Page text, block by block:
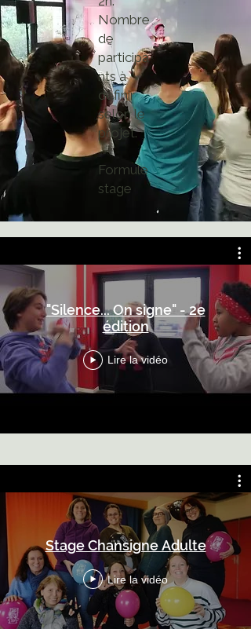
Nombre
de
participa
nts à
définir
selon le
projet.
Formule
stage
"Silence... On signe" - 2e
édition
Lire la vidéo
Stage Chansigne Adulte
Lire la vidéo